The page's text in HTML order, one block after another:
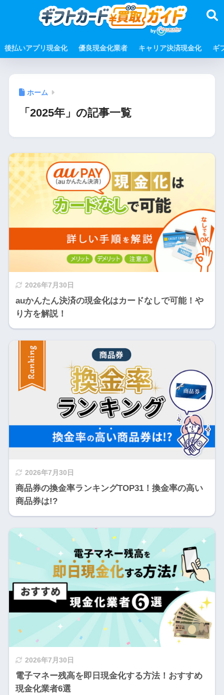
後払いアプリ現金化 優良現金化業者 キャリア決済現金化 ギ
ホーム
「2025年」の記事一覧
2026年7月30日
auかんたん決済の現金化はカードなしで可能！や
り方を解説！
2026年7月30日
商品券の換金率ランキングTOP31！換金率の高い
商品券は!?
2026年7月30日
電子マネー残高を即日現金化する方法！おすすめ
現金化業者6選